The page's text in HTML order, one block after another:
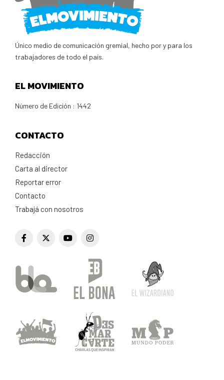
Único medio de comunicación gremial, hecho por y para los
trabajadores de todo el país.
EL MOVIMIENTO
Número de Edición : 1442
CONTACTO
Redacción
Carta al director
Reportar error
Contacto
Trabajá con nosotros